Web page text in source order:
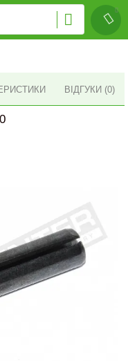
ВІДГУКИ (0)